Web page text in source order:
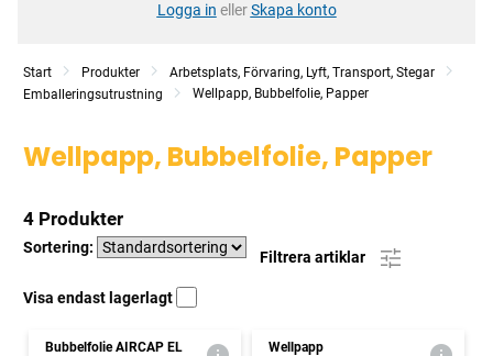
Logga in ellerSkapa konto
Start Produkter
Arbetsplats, Förvaring, Lyft, Transport, Stegar
Emballeringsutrustning
Wellpapp, Bubbelfolie, Papper
Wellpapp, Bubbelfolie, Papper
4 Produkter
Sortering:
Filtrera artiklar
Visa endast lagerlagt
Bubbelfolie AIRCAP EL Wellpapp